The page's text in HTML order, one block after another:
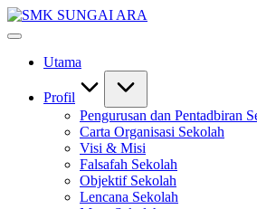
Skip
to
#KetekunanNadiKecemerlangan
#SeMeSradiHati
Utama
Profil
Pengurusan dan Pentadbiran
Carta Organisasi Sekolah
Visi & Misi
Falsafah Sekolah
Objektif Sekolah
Lencana Sekolah